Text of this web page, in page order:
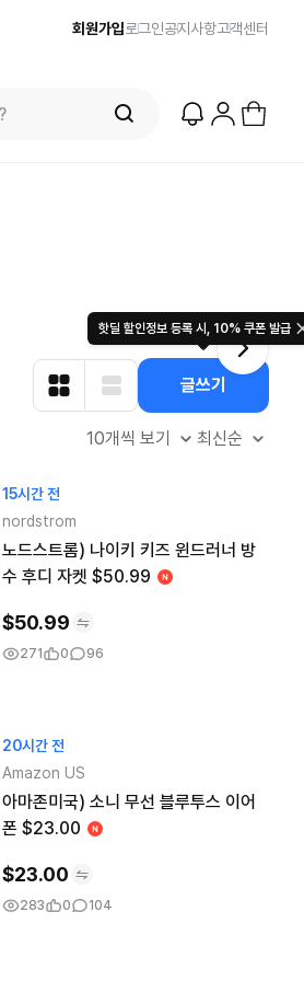
회원가입로그인공지사항고객센터
핫딜 할인정보 등록 시, 10% 쿠폰 발급
글쓰기
10개씩 보기 최신순
15시간 전
nordstrom
노드스트롬) 나이키 키즈 윈드러너 방
수 후디 자켓 $50.99
$50.99
271 0 96
20시간 전
Amazon US
아마존미국) 소니 무선 블루투스 이어
폰 $23.00
$23.00
283 0 104